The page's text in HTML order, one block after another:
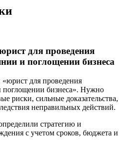
для проведения
и поглощении бизнеса
«юрист для проведения
поглощении бизнеса». Нужно
риски, сильные доказательства,
неправильных действий.
стратегию и
с учетом сроков, бюджета и